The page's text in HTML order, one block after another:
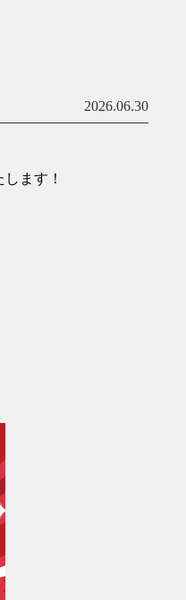
2026.06.30
ます！